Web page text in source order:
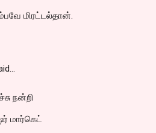
மிரட்டல்தான்.
நன்றி
மார்கெட்